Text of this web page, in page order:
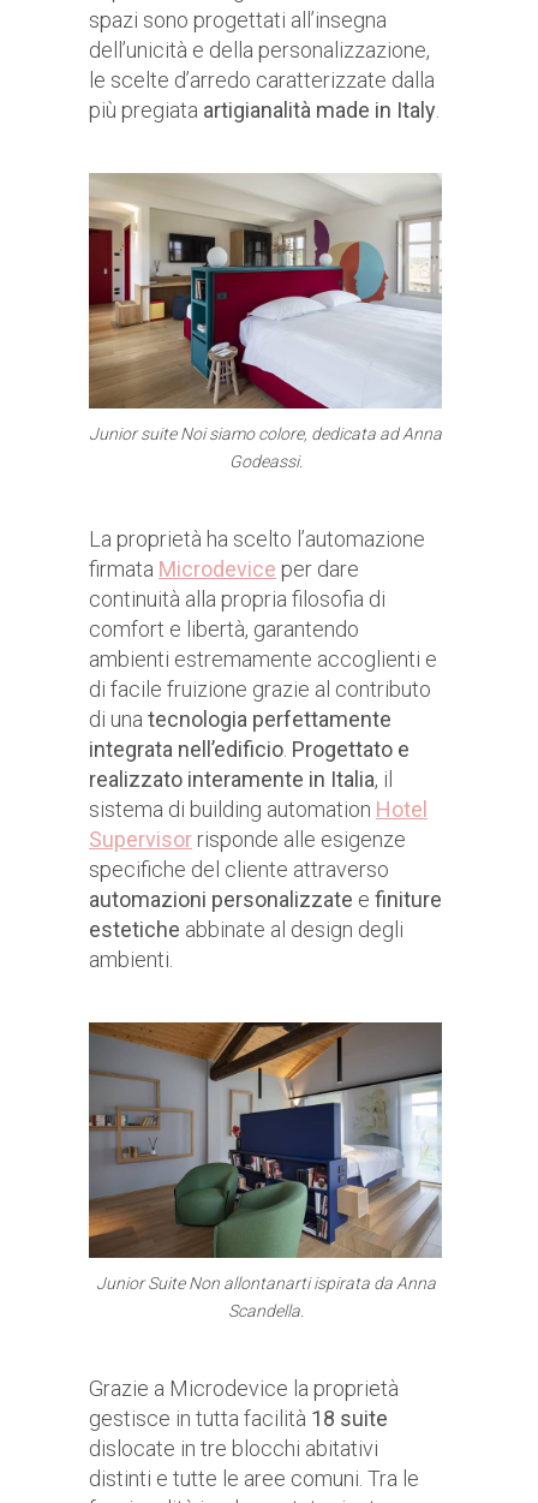
spazi sono progettati all’insegna
dell’unicità e della personalizzazione,
le scelte d’arredo caratterizzate dalla
più pregiata artigianalità made in Italy.
Junior suiteNoi siamo colore, dedicata ad Anna
Godeassi.
La proprietà ha scelto l’automazione
firmata Microdevice per dare
continuità alla propria filosofia di
comfort e libertà, garantendo
ambienti estremamente accoglienti e
di facile fruizione grazie al contributo
di una tecnologia perfettamente
integrata nell’edificio. Progettato e
realizzato interamente in Italia, il
sistema di building automation Hotel
Supervisor risponde alle esigenze
specifiche del cliente attraverso
automazioni personalizzate e finiture
estetiche abbinate al design degli
ambienti.
Junior SuiteNon allontanartiispirata da Anna
Scandella.
Grazie a Microdevice la proprietà
gestisce in tutta facilità 18 suite
dislocate in tre blocchi abitativi
distinti e tutte le aree comuni. Tra le